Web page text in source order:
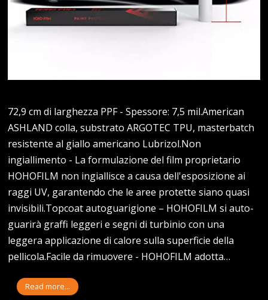
72,9 cm di larghezza PPF - Spessore: 7,5 mil.American
ASHLAND colla, substrato ARGOTEC TPU, masterbatch
resistente al giallo americano Lubrizol.Non
ingiallimento - La formulazione del film proprietario
HOHOFILM non ingiallisce a causa dell'esposizione ai
raggi UV, garantendo che le aree protette siano quasi
invisibili.Topcoat autoguarigione – HOHOFILM si auto-
guarirà graffi leggeri e segni di turbinio con una
leggera applicazione di calore sulla superficie della
pellicola.Facile da rimuovere - HOHOFILM adotta…
Read more...